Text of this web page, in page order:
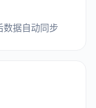
数据自动同步